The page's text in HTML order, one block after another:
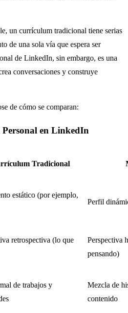
un currículum tradicional tiene serias
de una sola vía que espera ser
de LinkedIn, sin embargo, es una
conversaciones y construye
de cómo se comparan:
en LinkedIn
Tradicional
estático (por ejemplo,
Perfil
retrospectiva (lo que
Perspectiva
pensando)
de trabajos y
Mezcla de
contenido